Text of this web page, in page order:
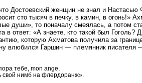
Достоевский женщин не знал и
сто тысяч в печку, в камин, в огонь!»
души», то поначалу смеялась, а потом
в ответ: «А знаете, кто такой был
которую Ахматова получила за
влюбился Гаршин — племянник писателя
тебе, mon ange,
свой нимб на флердоранж».